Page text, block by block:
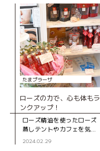
ラーザ テラスで行われてい
る「テラスマルシェ」や、
毎週土・日
たまプラーザ
ローズの力で、心も体もラ
ンクアップ！
ローズ精油を使ったローズ
蒸しテントやカフェを気軽
に体験できる「MI ROSE
2024.02.29